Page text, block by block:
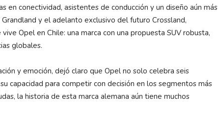
en conectividad, asistentes de conducción y un diseño aún más
y el adelanto exclusivo del futuro Crossland,
Opel en Chile: una marca con una propuesta SUV robusta,
globales.
y emoción, dejó claro que Opel no solo celebra seis
capacidad para competir con decisión en los segmentos más
la historia de esta marca alemana aún tiene muchos